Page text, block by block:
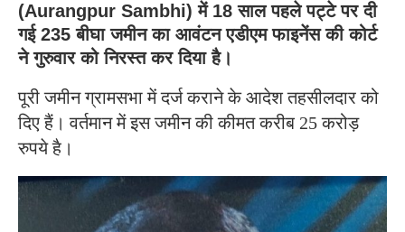
(Aurangpur Sambhi) में 18 साल पहले पट्टे पर दी
गई 235 बीघा जमीन का आवंटन एडीएम फाइनेंस की कोर्ट
ने गुरुवार को निरस्त कर दिया है।
पूरी जमीन ग्रामसभा में दर्ज कराने के आदेश तहसीलदार को
दिए हैं। वर्तमान में इस जमीन की कीमत करीब 25 करोड़
रुपये है।